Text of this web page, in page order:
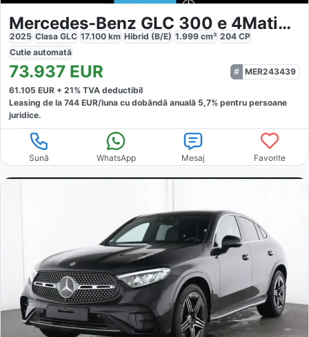
Mercedes-Benz GLC 300 e 4Matic Hybrid AMG
2025 Clasa GLC 17.100 km Hibrid (B/E) 1.999 cm³ 204 CP
Cutie automată
73.937 EUR
MER243439
61.105 EUR + 21% TVA deductibil
Leasing de la 744 EUR/luna cu dobăndă anuală 5,7% pentru persoane
juridice.
Sună WhatsApp Mesaj Favorite